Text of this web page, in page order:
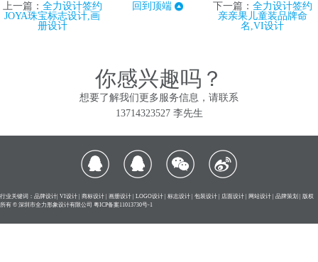
上一篇： 全力设计签约
JOYA珠宝标志设计,画
册设计
回到顶端 下一篇： 全力设计签约
亲亲果儿童装品牌命
名,VI设计
你感兴趣吗？
想要了解我们更多服务信息，请联系
13714323527 李先生
行业关键词：品牌设计| VI设计 | 商标设计 | 画册设计 | LOGO设计 | 标志设计 | 包装设计 | 店面设计 | 网站设计 | 品牌策划 | 版权
所有 © 深圳市全力形象设计有限公司 粤ICP备案11013730号-1